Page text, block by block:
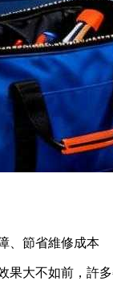
、節省維修成本
果大不如前，許